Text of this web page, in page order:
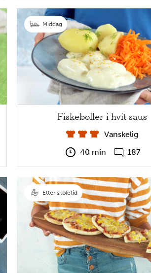
Middag
Fiskeboller i hvit saus
Vanskelig
40 min
187
Etter skoletid